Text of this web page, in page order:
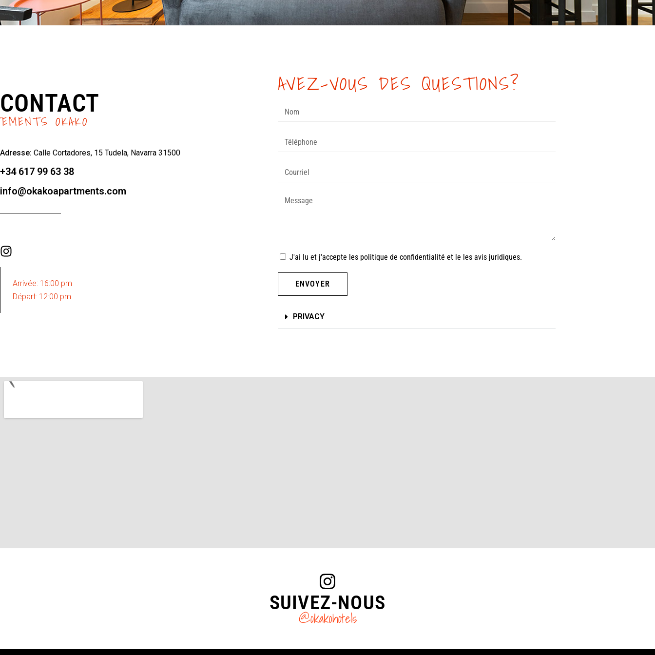
CONTACT
OKAKO
Adresse: Calle Cortadores, 15 Tudela, Navarra 31500
+34 617 99 63 38
info@okakoapartments.com
Arrivée: 16:00 pm
Départ: 12:00 pm
AVEZ-VOUS DES QUESTIONS?
J'ai lu et j'accepte les politique de confidentialité et le les avis juridiques.
ENVOYER
PRIVACY
SUIVEZ-NOUS
@okakohotels